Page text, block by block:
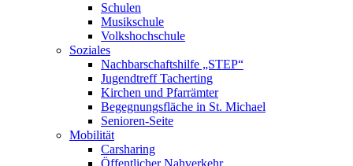
Schulen
Musikschule
Volkshochschule
Soziales
Nachbarschaftshilfe „STEP“
Jugendtreff Tacherting
Kirchen und Pfarrämter
Begegnungsfläche in St. Michael
Senioren-Seite
Mobilität
Carsharing
Öffentlicher Nahverkehr